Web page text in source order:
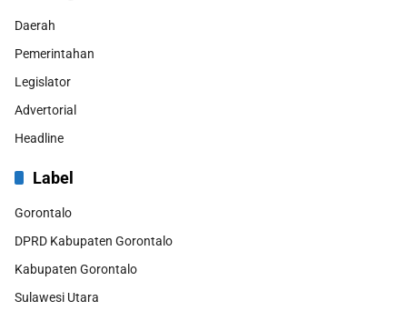
Daerah
Pemerintahan
Legislator
Advertorial
Headline
Label
Gorontalo
DPRD Kabupaten Gorontalo
Kabupaten Gorontalo
Sulawesi Utara